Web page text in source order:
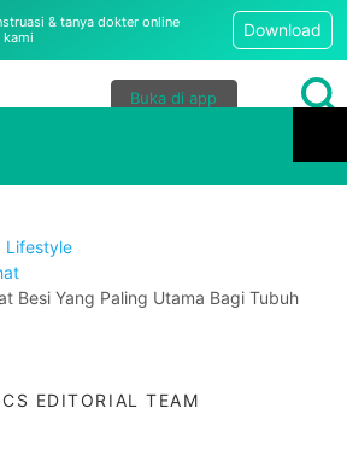
& tanya dokter online
Download
Buka di app
Lifestyle
Besi Yang Paling Utama Bagi Tubuh
EDITORIAL TEAM